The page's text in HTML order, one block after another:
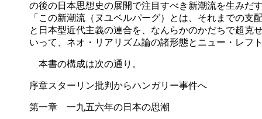
の後の日本思想史の展開で注目すべき新潮流を生みだ
「この新潮流（ヌユベルパーグ）とは、それまでの支
と日本型近代主義の連合を、なんらかのかだちで超克
いって、ネオ・リアリズム論の諸形態とニュー・レフ
本書の構成は次の通り。
序章スターリン批判からハンガリー事件へ
第一章 一九五六年の日本の思潮